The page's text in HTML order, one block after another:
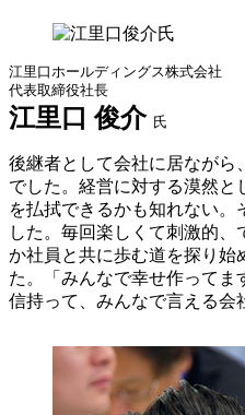
江里口ホールディングス株式会社
代表取締役社長
江里口 俊介 氏
後継者として会社に居ながら
でした。経営に対する漠然
を払拭できるかも知れない。
した。毎回楽しくて刺激的
か社員と共に歩む道を探り始
た。「みんなで幸せ作ってま
信持って、みんなで言える会